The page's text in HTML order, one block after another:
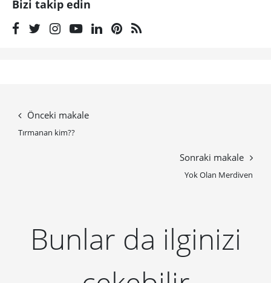
Bizi takip edin
Önceki makale
Tırmanan kim??
Sonraki makale
Yok Olan Merdiven
Bunlar da ilginizi